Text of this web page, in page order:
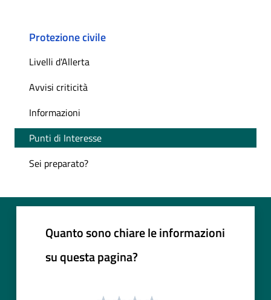
Protezione civile
Livelli d'Allerta
Avvisi criticità
Informazioni
Punti di Interesse
Sei preparato?
Quanto sono chiare le informazioni
su questa pagina?